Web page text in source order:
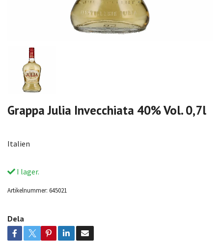
Grappa Julia Invecchiata 40% Vol. 0,7l
Italien
I lager.
Artikelnummer: 645021
Dela